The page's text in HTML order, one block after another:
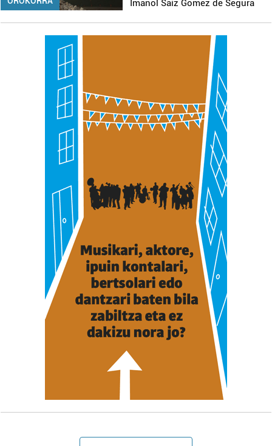
Bazkide batzuek ez dizute baimenik eskatzen, eta beren
interes komertzial legitimoetan babesten dira. Ikusi gure
bazkideen zerrenda, beren ustez zein helburutarako
duten interes legitimoa eta horren aurka nola egin
dezakezun ikusteko.
Lortu zure datu pertsonalak prozesatzeko moduari
buruzko informazio gehiago eta ezarri zure lehentasunak
datuen atalean. Edozein unetan alda edo ken dezakezu
zure baimena Cookieen adierazpenean.
Webgune honek cookie propioak eta hirugarrenen cookie-
fitxategiak erabiltzen ditu. Zure esperientzia eta
zerbitzuak hobetzeko asmoz, cookie teknologiaz
baliatzen gara. Ohar hau onartuz gero, teknologia hori
erabiltzeko baimen esplizitua ematen diguzu. Gehiago
Imanol Saiz Gomez de Segura